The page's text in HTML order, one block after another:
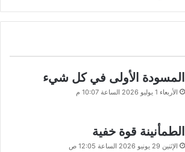
المسودة الأولى في كل شيء
الأربعاء 1 يوليو 2026 الساعة 10:07 م
الطمأنينة قوة خفية
الإثنين 29 يونيو 2026 الساعة 12:05 ص